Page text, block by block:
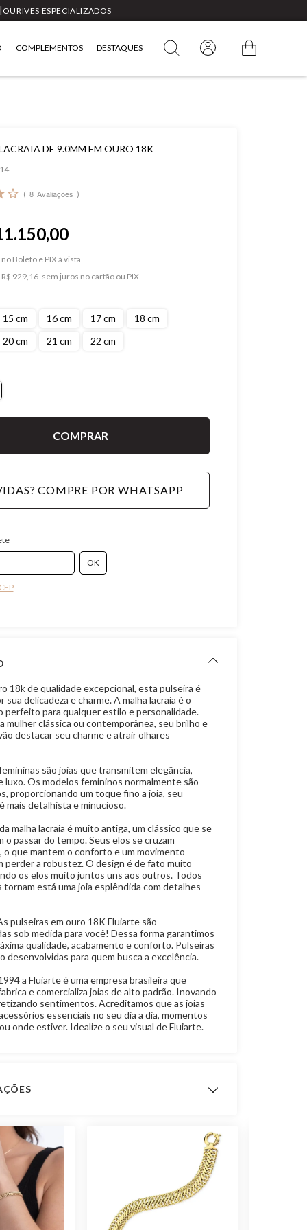
OURIVES ESPECIALIZADOS
COMPLEMENTOS DESTAQUES
DE 9.0MM EM OURO 18K
8 Avaliações
Boleto e PIX
R$ 929,16
15 cm 16 cm 17 cm
18 cm
20 cm 21 cm 22 cm
COMPRE POR WHATSAPP
18k de qualidade excepcional, esta pulseira é
sua delicadeza e charme. A malha lacraia é o
perfeito para qualquer estilo e personalidade.
mulher clássica ou contemporânea, seu brilho e
destacar seu charme e atrair olhares
são joias que transmitem elegância,
luxo. Os modelos femininos normalmente são
proporcionando um toque fino a joia, seu
mais detalhista e minucioso.
malha lacraia é muito antiga, um clássico que se
o passar do tempo. Seus elos se cruzam
que mantem o conforto e um movimento
perder a robustez. O design é de fato muito
os elos muito juntos uns aos outros. Todos
está uma joia esplêndida com detalhes
pulseiras em ouro 18K Fluiarte são
sob medida para você! Dessa forma garantimos
qualidade, acabamento e conforto. Pulseiras
desenvolvidas para quem busca a excelência.
a Fluiarte é uma empresa brasileira que
e comercializa joias de alto padrão. Inovando
sentimentos. Acreditamos que as joias
essenciais no seu dia a dia, momentos
onde estiver. Idealize o seu visual de Fluiarte.
- Peso com 15,0 cm de
- Peso com 16,0 cm de comprimento:
- Peso com 17,0 cm de comprimento:
- Peso com 18,0 cm de comprimento: